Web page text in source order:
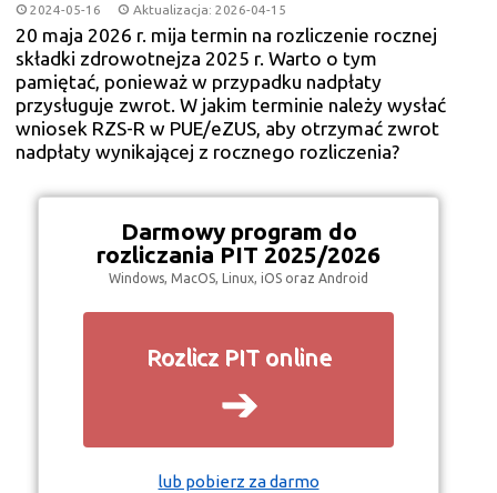
2024-05-16 Aktualizacja: 2026-04-15
20 maja 2026 r. mija termin na rozliczenie rocznej
składki zdrowotnejza 2025 r. Warto o tym
pamiętać, ponieważ w przypadku nadpłaty
przysługuje zwrot. W jakim terminie należy wysłać
wniosek RZS-R w PUE/eZUS, aby otrzymać zwrot
nadpłaty wynikającej z rocznego rozliczenia?
Darmowy program do
rozliczania PIT 2025/2026
Windows, MacOS, Linux, iOS oraz Android
Rozlicz PIT online
➔
lub pobierz za darmo